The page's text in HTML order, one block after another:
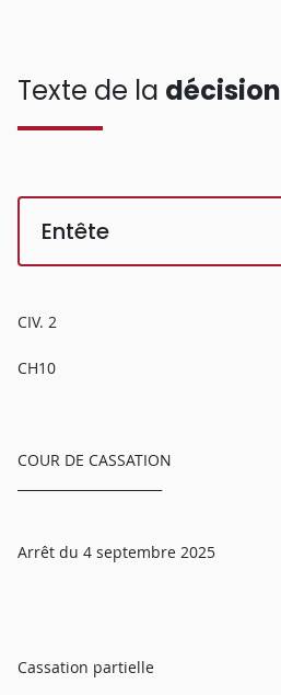
Texte de la décision
Entête
CIV. 2
CH10
COUR DE CASSATION
Arrêt du 4 septembre 2025
Cassation partielle